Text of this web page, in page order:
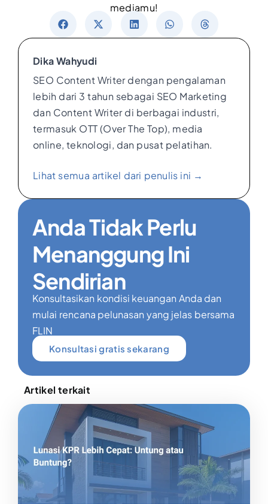
mediamu!
Dika Wahyudi
SEO Content Writer dengan pengalaman
lebih dari 3 tahun sebagai SEO Marketing
dan Content Writer di berbagai industri,
termasuk OTT (Over The Top), media
online, teknologi, dan pusat pelatihan.
Lihat semua artikel dari penulis ini →
Anda Tidak Perlu
Menanggung Ini
Sendirian
Konsultasikan kondisi keuangan Anda dan
mulai rencana pelunasan yang jelas bersama
FLIN
Konsultasi gratis sekarang
Artikel terkait